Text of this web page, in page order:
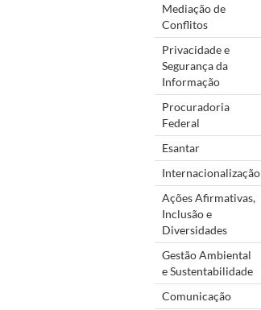
Mediação de
Conflitos
Privacidade e
Segurança da
Informação
Procuradoria
Federal
Esantar
Internacionalização
Ações Afirmativas,
Inclusão e
Diversidades
Gestão Ambiental
e Sustentabilidade
Comunicação